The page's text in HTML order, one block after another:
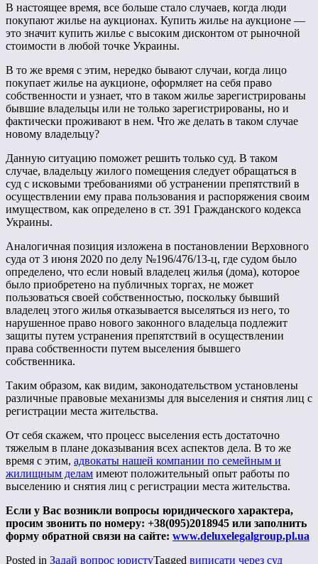
В настоящее время, все больше стало случаев, когда люди
покупают жилье на аукционах. Купить жилье на аукционе —
это значит купить жилье с высоким дисконтом от рыночной
стоимости в любой точке Украины.
В то же время с этим, нередко бывают случаи, когда лицо
покупает жилье на аукционе, оформляет на себя право
собственности и узнает, что в таком жилье зарегистрированы
бывшие владельцы или не только зарегистрированы, но и
фактически проживают в нем. Что же делать в таком случае
новому владельцу?
Данную ситуацию поможет решить только суд. В таком
случае, владельцу жилого помещения следует обращаться в
суд с исковыми требованиями об устранении препятствий в
осуществлении ему права пользования и распоряжения своим
имуществом, как определено в ст. 391 Гражданского кодекса
Украины.
Аналогичная позиция изложена в постановлении Верховного
суда от 3 июня 2020 по делу №196/476/13-ц, где судом было
определено, что если новый владелец жилья (дома), которое
было приобретено на публичных торгах, не может
пользоваться своей собственностью, поскольку бывший
владелец этого жилья отказывается выселяться из него, то
нарушенное право нового законного владельца подлежит
защиты путем устранения препятствий в осуществлении
права собственности путем выселения бывшего
собственника.
Таким образом, как видим, законодательством установлены
различные правовые механизмы для выселения и снятия лиц с
регистрации места жительства.
От себя скажем, что процесс выселения есть достаточно
тяжелым в плане доказывания всех аспектов дела. В то же
время с этим, адвокаты нашей компании по семейным и
жилищным делам имеют положительный опыт работы по
выселению и снятия лиц с регистрации места жительства.
Если у Вас возникли вопросы юридического характера,
просим звонить по номеру: +38(095)2018945 или заполнить
форму обратной связи на сайте: www.deluxelegalgroup.pl.ua
Posted in Задай вопрос юристуTagged виписати через суд